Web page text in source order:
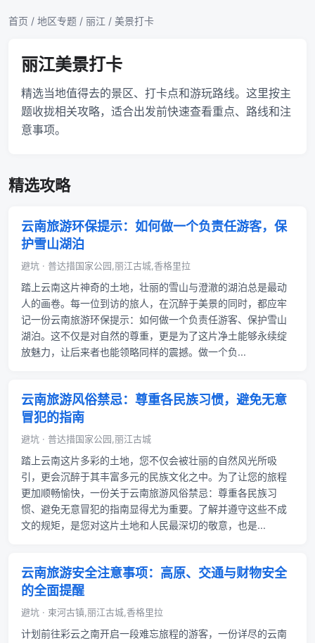
首页 / 地区专题 / 丽江 / 美景打卡
丽江美景打卡
精选当地值得去的景区、打卡点和游玩路线。这里按主
题收拢相关攻略，适合出发前快速查看重点、路线和注
意事项。
精选攻略
云南旅游环保提示：如何做一个负责任游客，保
护雪山湖泊
避坑 · 普达措国家公园,丽江古城,香格里拉
踏上云南这片神奇的土地，壮丽的雪山与澄澈的湖泊总是最动
人的画卷。每一位到访的旅人，在沉醉于美景的同时，都应牢
记一份云南旅游环保提示：如何做一个负责任游客、保护雪山
湖泊。这不仅是对自然的尊重，更是为了这片净土能够永续绽
放魅力，让后来者也能领略同样的震撼。做一个负...
云南旅游风俗禁忌：尊重各民族习惯，避免无意
冒犯的指南
避坑 · 普达措国家公园,丽江古城
踏上云南这片多彩的土地，您不仅会被壮丽的自然风光所吸
引，更会沉醉于其丰富多元的民族文化之中。为了让您的旅程
更加顺畅愉快，一份关于云南旅游风俗禁忌：尊重各民族习
惯、避免无意冒犯的指南显得尤为重要。了解并遵守这些不成
文的规矩，是您对这片土地和人民最深切的敬意，也是...
云南旅游安全注意事项：高原、交通与财物安全
的全面提醒
避坑 · 束河古镇,丽江古城,香格里拉
计划前往彩云之南开启一段难忘旅程的游客，一份详尽的云南